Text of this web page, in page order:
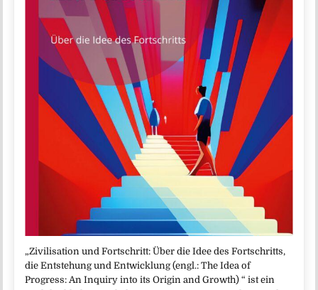
„Zivilisation und Fortschritt: Über die Idee des Fortschritts,
die Entstehung und Entwicklung (engl.: The Idea of
Progress: An Inquiry into its Origin and Growth) “ ist ein